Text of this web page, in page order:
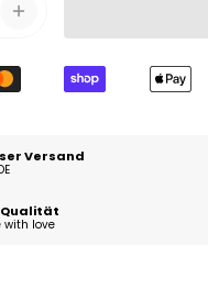
Versand
Qualität
with love